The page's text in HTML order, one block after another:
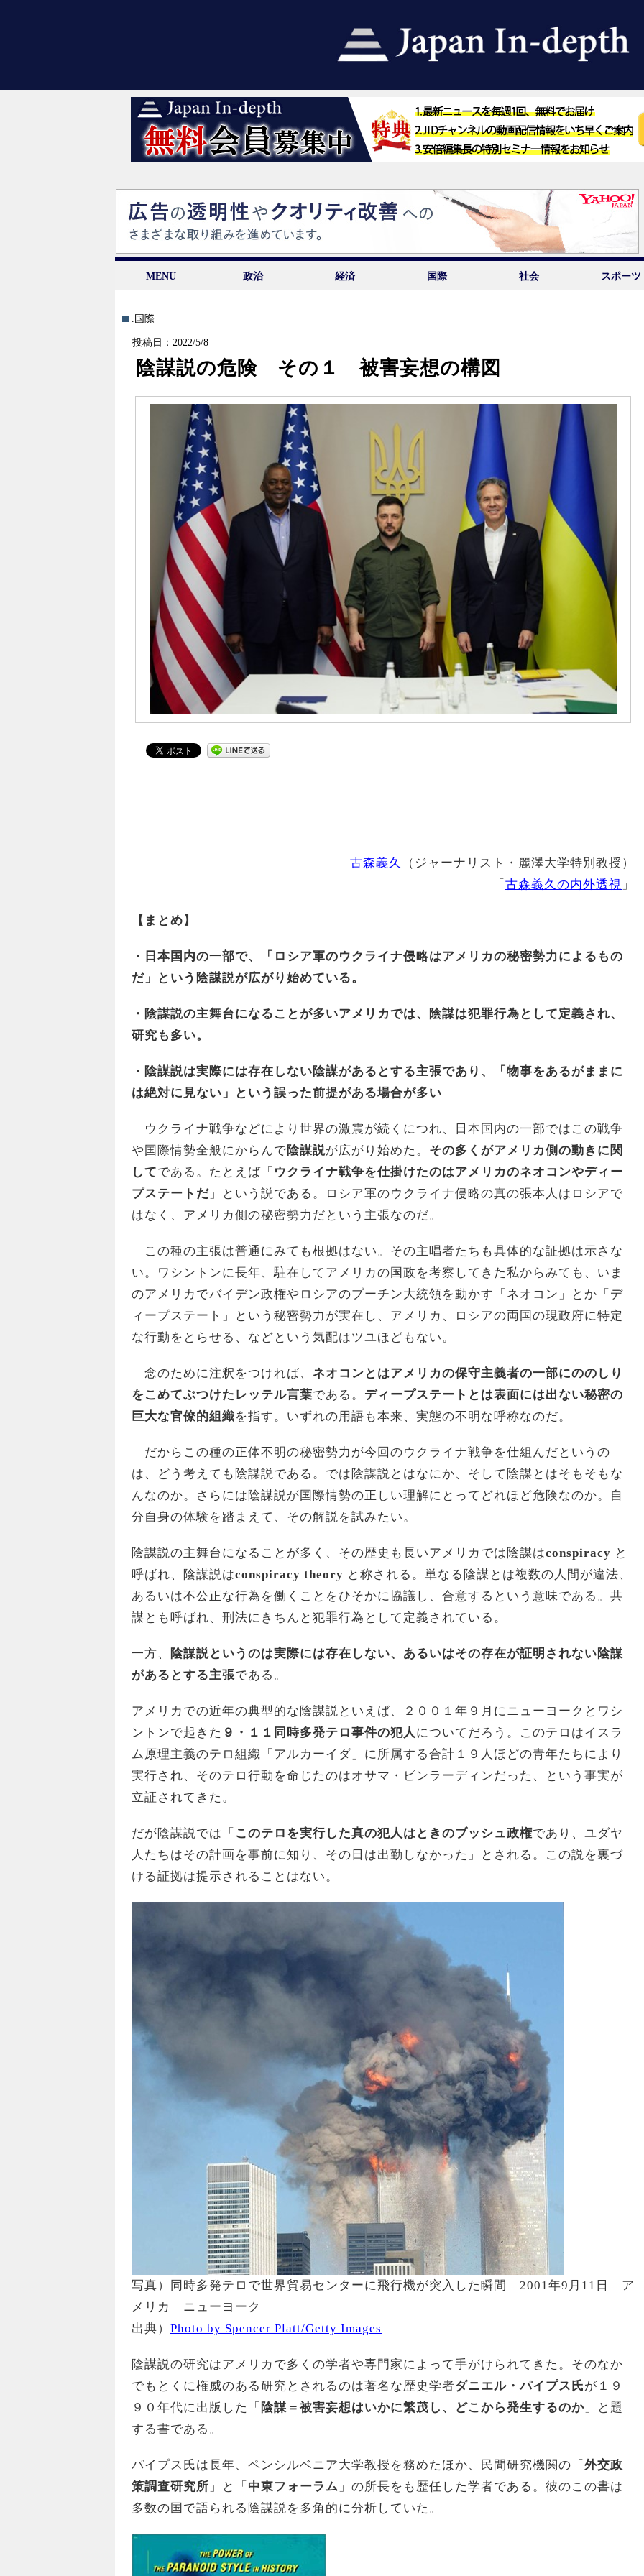
MENU 政治 経済 国際 社会 スポーツ
.国際
投稿日：2022/5/8
陰謀説の危険 その１ 被害妄想の構図
古森義久
（ジャーナリスト・麗澤大学特別教授）
「 古森義久の内外透視 」
【まとめ】
・日本国内の一部で、「ロシア軍のウクライナ侵略はアメリカの秘密勢力によるもの
だ」という陰謀説が広がり始めている。
・陰謀説の主舞台になることが多いアメリカでは、陰謀は犯罪行為として定義され、
研究も多い。
・陰謀説は実際には存在しない陰謀があるとする主張であり、「物事をあるがままに
は絶対に見ない」という誤った前提がある場合が多い
ウクライナ戦争などにより世界の激震が続くにつれ、日本国内の一部ではこの戦争
や国際情勢全般にからんで陰謀説が広がり始めた。 その多くがアメリカ側の動きに関
してである。たとえば「 ウクライナ戦争を仕掛けたのはアメリカのネオコンやディー
プステートだ 」という説である。ロシア軍のウクライナ侵略の真の張本人はロシアで
はなく、アメリカ側の秘密勢力だという主張なのだ。
この種の主張は普通にみても根拠はない。その主唱者たちも具体的な証拠は示さな
い。ワシントンに長年、駐在してアメリカの国政を考察してきた私からみても、いま
のアメリカでバイデン政権やロシアのプーチン大統領を動かす「ネオコン」とか「デ
ィープステート」という秘密勢力が実在し、アメリカ、ロシアの両国の現政府に特定
な行動をとらせる、などという気配はツユほどもない。
念のために注釈をつければ、 ネオコンとはアメリカの保守主義者の一部にののしり
をこめてぶつけたレッテル言葉である。 ディープステートとは表面には出ない秘密の
巨大な官僚的組織を指す。いずれの用語も本来、実態の不明な呼称なのだ。
だからこの種の正体不明の秘密勢力が今回のウクライナ戦争を仕組んだというの
は、どう考えても陰謀説である。では陰謀説とはなにか、そして陰謀とはそもそもな
んなのか。さらには陰謀説が国際情勢の正しい理解にとってどれほど危険なのか。自
分自身の体験を踏まえて、その解説を試みたい。
陰謀説の主舞台になることが多く、その歴史も長いアメリカでは陰謀はconspiracy と
呼ばれ、陰謀説はconspiracy theory と称される。単なる陰謀とは複数の人間が違法、
あるいは不公正な行為を働くことをひそかに協議し、合意するという意味である。共
謀とも呼ばれ、刑法にきちんと犯罪行為として定義されている。
一方、
陰謀説というのは実際には存在しない、あるいはその存在が証明されない陰謀
があるとする主張である。
アメリカでの近年の典型的な陰謀説といえば、２００１年９月にニューヨークとワシ
ントンで起きた ９・１１同時多発テロ事件の犯人についてだろう。このテロはイスラ
ム原理主義のテロ組織「アルカーイダ」に所属する合計１９人ほどの青年たちにより
実行され、そのテロ行動を命じたのはオサマ・ビンラーディンだった、という事実が
立証されてきた。
だが陰謀説では「 このテロを実行した真の犯人はときのブッシュ政権であり、ユダヤ
人たちはその計画を事前に知り、その日は出勤しなかった」とされる。この説を裏づ
ける証拠は提示されることはない。
写真）同時多発テロで世界貿易センターに飛行機が突入した瞬間 2001年9月11日 ア
メリカ ニューヨーク
出典） Photo by Spencer Platt/Getty Images
陰謀説の研究はアメリカで多くの学者や専門家によって手がけられてきた。そのなか
でもとくに権威のある研究とされるのは著名な歴史学者ダニエル・パイプス氏が１９
９０年代に出版した「 陰謀＝被害妄想はいかに繁茂し、どこから発生するのか 」と題
する書である。
パイプス氏は長年、ペンシルベニア大学教授を務めたほか、民間研究機関の「 外交政
策調査研究所 」と「 中東フォーラム 」の所長をも歴任した学者である。彼のこの書は
多数の国で語られる陰謀説を多角的に分析していた。